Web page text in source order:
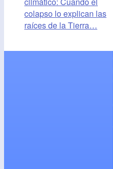
colapso lo explican las
raíces de la Tierra…